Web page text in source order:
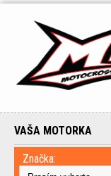
VAŠA MOTORKA
Značka: